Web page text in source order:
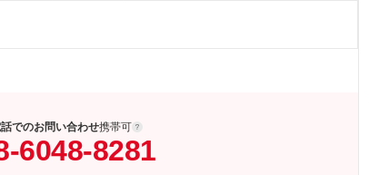
でのお問い合わせ携帯可
6048-8281